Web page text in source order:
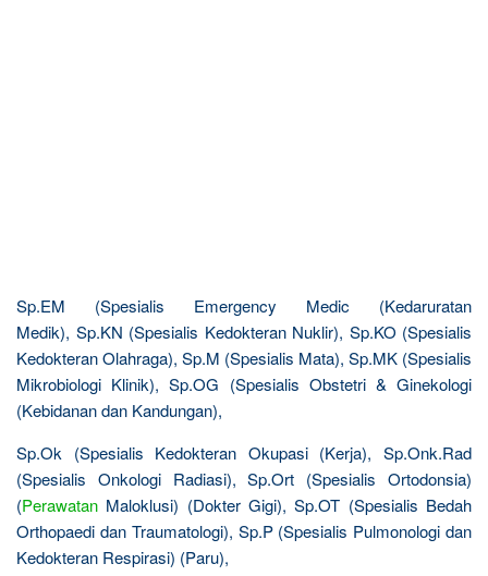
Sp.EM (Spesialis Emergency Medic (Kedaruratan
Medik), Sp.KN (Spesialis Kedokteran Nuklir), Sp.KO (Spesialis
Kedokteran Olahraga), Sp.M (Spesialis Mata), Sp.MK (Spesialis
Mikrobiologi Klinik), Sp.OG (Spesialis Obstetri & Ginekologi
(Kebidanan dan Kandungan),
Sp.Ok (Spesialis Kedokteran Okupasi (Kerja), Sp.Onk.Rad
(Spesialis Onkologi Radiasi), Sp.Ort (Spesialis Ortodonsia)
(Perawatan Maloklusi) (Dokter Gigi), Sp.OT (Spesialis Bedah
Orthopaedi dan Traumatologi), Sp.P (Spesialis Pulmonologi dan
Kedokteran Respirasi) (Paru),